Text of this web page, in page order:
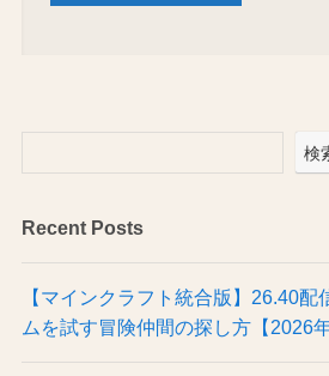
検
Recent Posts
【マインクラフト統合版】26.40
ムを試す冒険仲間の探し方【2026年